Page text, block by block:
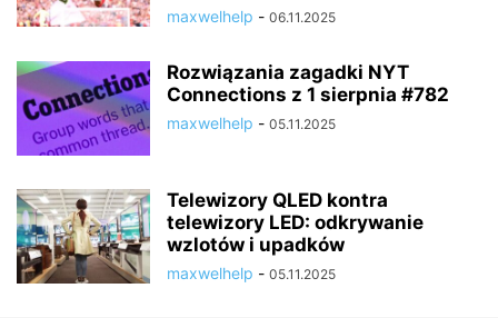
maxwelhelp - 06.11.2025
Rozwiązania zagadki NYT
Connections z 1 sierpnia #782
maxwelhelp - 05.11.2025
Telewizory QLED kontra
telewizory LED: odkrywanie
wzlotów i upadków
maxwelhelp - 05.11.2025